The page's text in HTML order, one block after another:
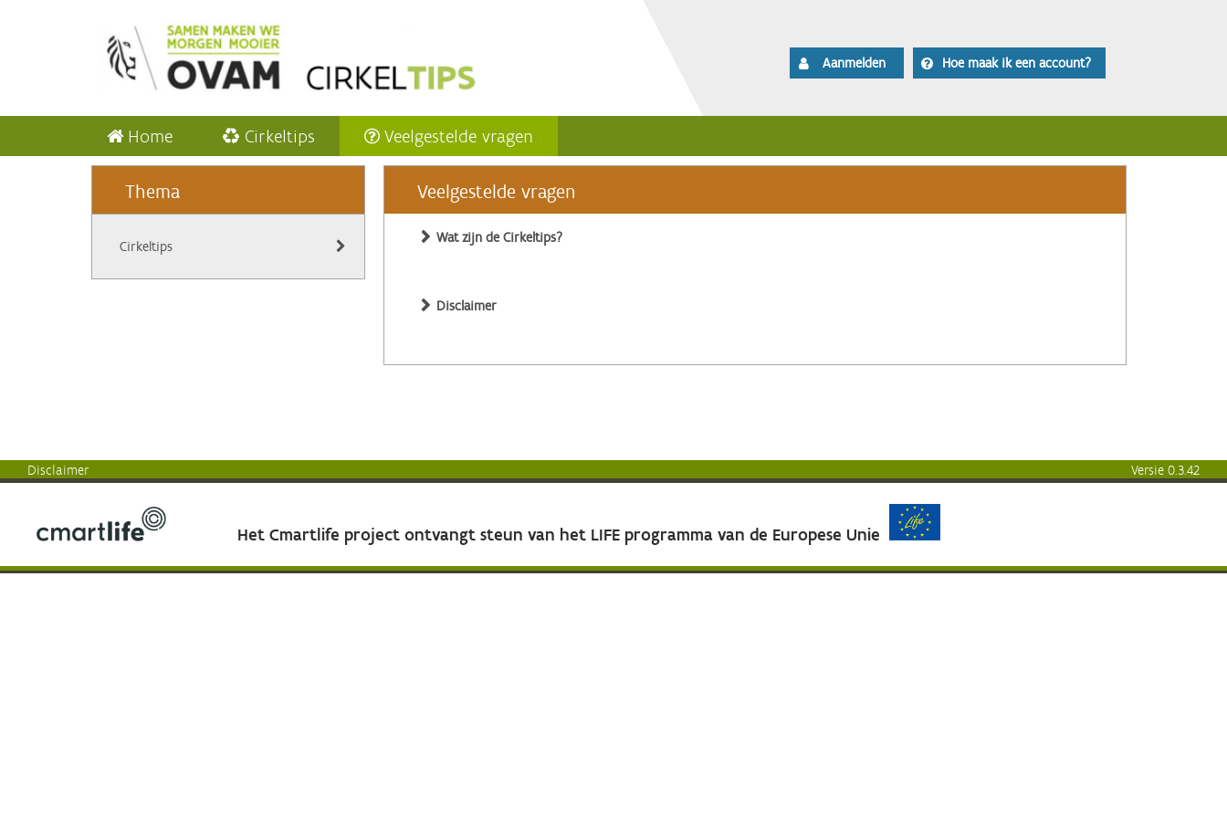
Aanmelden Hoe maak ik een account?
Home Cirkeltips Veelgestelde vragen
Thema
Cirkeltips
Veelgestelde vragen
Wat zijn de Cirkeltips?
Disclaimer
Disclaimer Versie 0.3.42
Het Cmartlife project ontvangt steun van het LIFE programma van de Europese Unie